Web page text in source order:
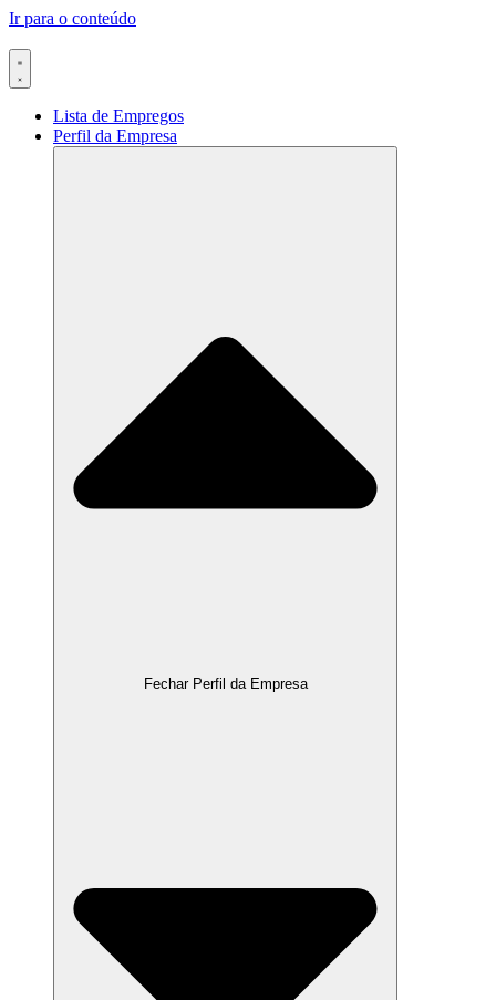
Ir para o conteúdo
Lista de Empregos
Perfil da Empresa
Fechar Perfil da Empresa